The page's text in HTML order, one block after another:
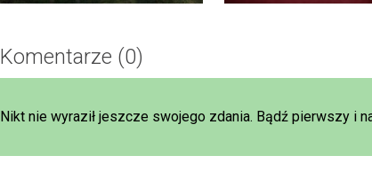
Komentarze (0)
Nikt nie wyraził jeszcze swojego zdania. Bądź pierwszy i